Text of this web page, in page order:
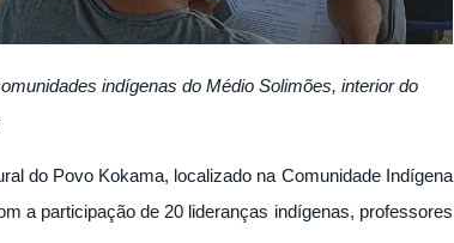
indígenas do Médio Solimões, interior do
do Povo Kokama, localizado na Comunidade Indígena
a participação de 20 lideranças indígenas, professores